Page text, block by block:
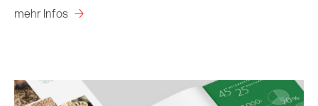
mehr Infos